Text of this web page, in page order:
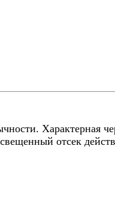
Характерная
отсек